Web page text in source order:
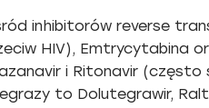
inhibitorów reverse
HIV), Emtrycytabina
i Ritonavir
to Dolutegrawir,